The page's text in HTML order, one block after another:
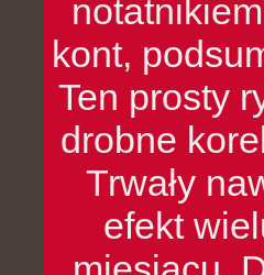
kont,
Ten prosty
drobne
Trwały
efekt